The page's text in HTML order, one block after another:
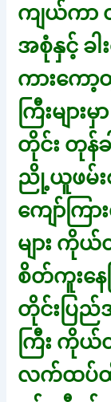
ကျယ်ကာ
အစုံနှင့် ခ
ကားကော့
ကြီးမျ
တိုင်း တုန်ခ
ညို့ယူဖမ်းစ
ကျော်ကြ
များ ကို
စိတ်ကူးန
တိုင်းပြည်
ကြီး ကို
လက်ထပ်ထိ